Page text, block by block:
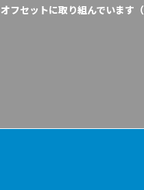
オフセットに取り組んでいます（